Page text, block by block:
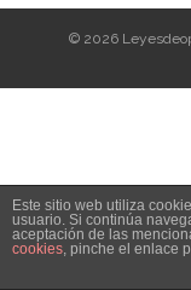
CONVOCATORIAS
2025
- OPOSICIÓN
© 2026
Este sitio web utiliza
usuario. Si continúa
aceptación de las
cookies, pinche el enlace